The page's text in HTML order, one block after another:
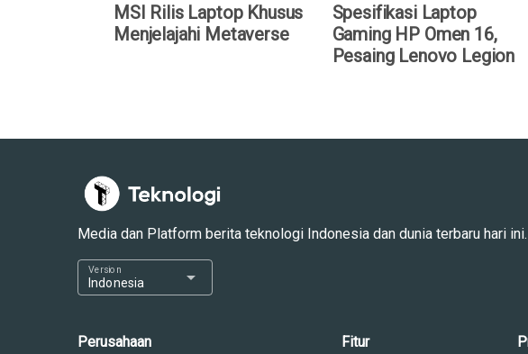
MSI Rilis Laptop Khusus
Menjelajahi Metaverse
Spesifikasi Laptop
Gaming HP Omen 16,
Pesaing Lenovo Legion
Media dan Platform berita teknologi Indonesia dan dunia terbaru hari
Indonesia
Version arrow_drop_down
Perusahaan Fitur